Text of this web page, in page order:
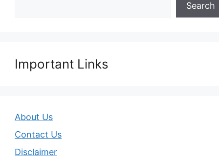
Search
Important Links
About Us
Contact Us
Disclaimer